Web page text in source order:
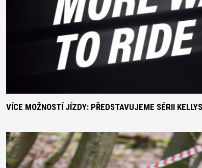
DIRT
DOPLŇKY NA KOLO
BLATNÍKY
BRAŠNY
DRŽÁKY NA TELEFON
DĚTSKÉ SEDAČKY
KOŠÍKY
VÍCE MOŽNOSTÍ JÍZDY: PŘEDSTAVUJEME SÉRII